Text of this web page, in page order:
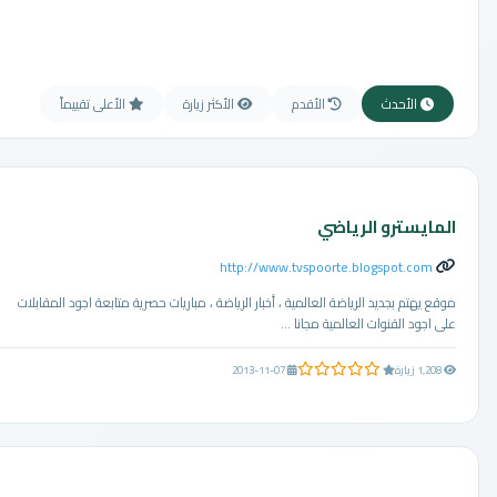
الأحدث الأقدم الأكثر زيارة الأعلى تقييماً
المايسترو الرياضي
http://www.tvspoorte.blogspot.com
موقع يهتم بجديد الرياضة العالمية ، أخبار الرياضة ، مباريات حصرية متابعة اجود المقابلات
على اجود القنوات العالمية مجانا ...
0.0 من 5 نجوم 2013-11-07